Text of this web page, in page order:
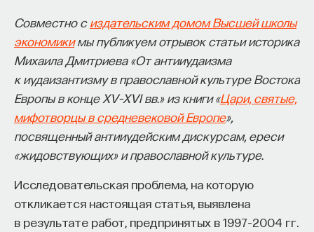
Совместно сиздательским домом Высшей школы
экономикимы публикуем отрывок статьи историка
Михаила Дмитриева «От антииудаизма
к иудаизантизму в православной культуре Востока
Европы в конце XV–XVI вв.» из книги «Цари, святые,
мифотворцы в средневековой Европе»,
посвященный антииудейским дискурсам, ереси
«жидовствующих» и православной культуре.
Исследовательская проблема, на которую
откликается настоящая статья, выявлена
в результате работ, предпринятых в 1997–2004 гг.